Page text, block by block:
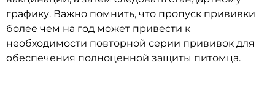
графику. Важно помнить, что пропуск прививки
более чем на год может привести к
необходимости повторной серии прививок для
обеспечения полноценной защиты питомца.